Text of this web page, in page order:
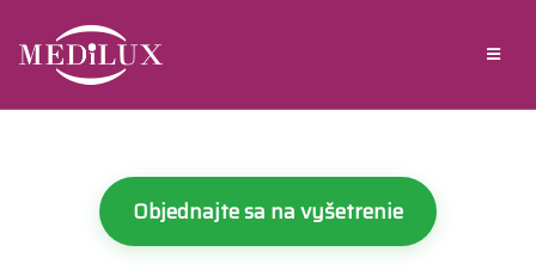
Objednajte sa na vyšetrenie